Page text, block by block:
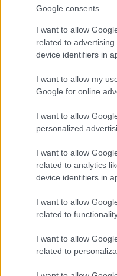
Google consents
I want to allow
related to
device identifiers in
I want to allow my
Google for online
I want to allow
personalized
I want to allow
related to analytics
device identifiers in
I want to allow
related to
I want to allow
related to
http://index.hu/gazdasag/
neocenter
origocity
szervitateriirodahaz
Ajánlott
Búcsú